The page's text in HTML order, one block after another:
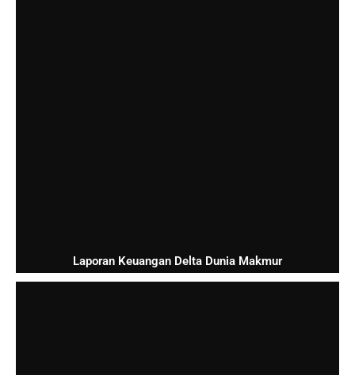
Laporan Keuangan Delta Dunia Makmur